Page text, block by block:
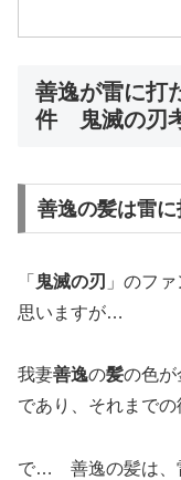
善逸が雷に打
件 鬼滅の刃
善逸の髪は雷
「 鬼滅の刃 」のフ
思いますが…
我妻善逸の髪の色が
であり、それまでの
で… 善逸の髪は、